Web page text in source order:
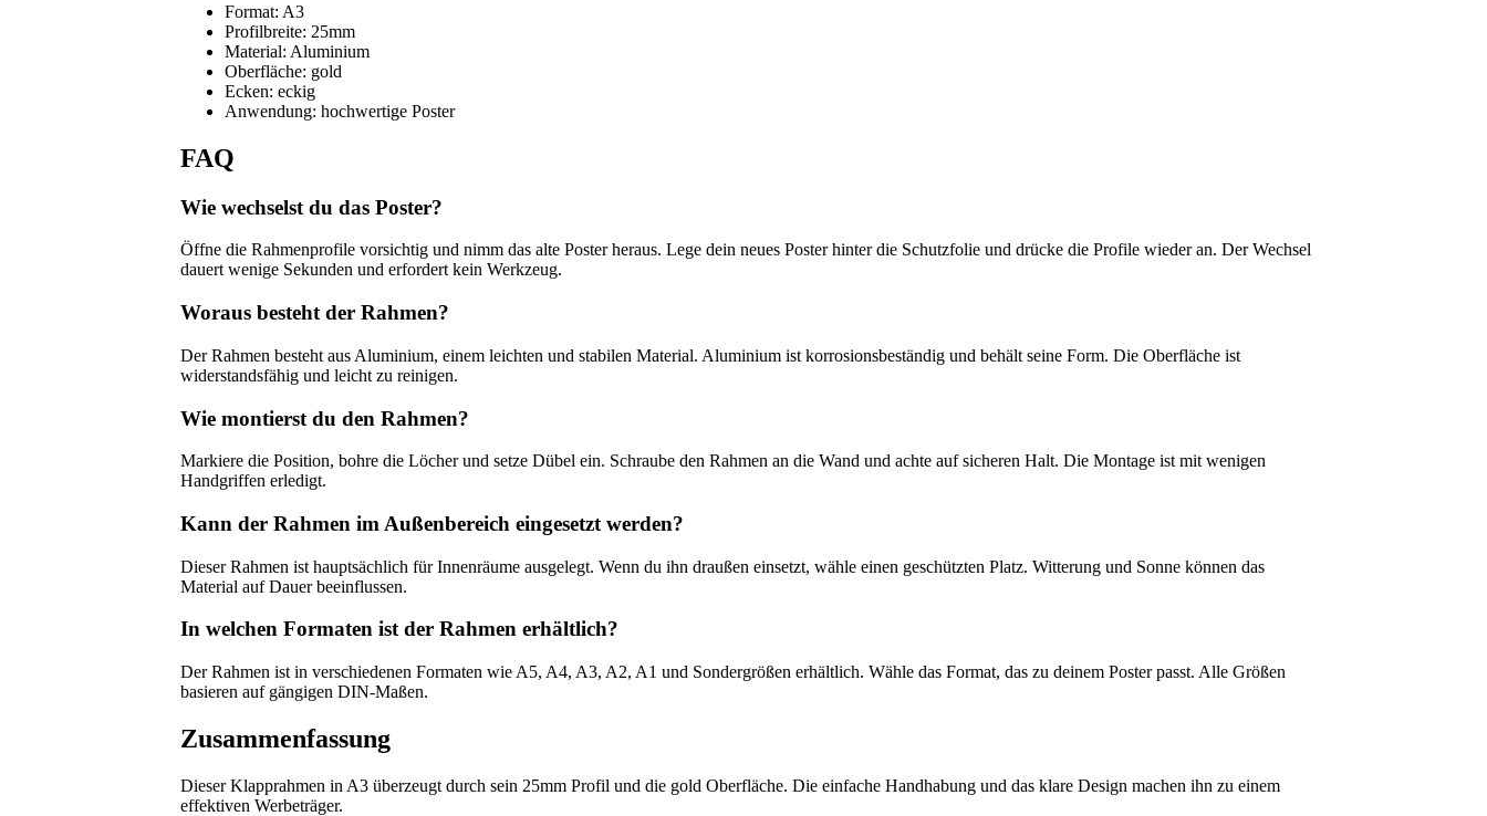
Format: A3
Profilbreite: 25mm
Material: Aluminium
Oberfläche: gold
Ecken: eckig
Anwendung: hochwertige Poster
FAQ
Wie wechselst du das Poster?
Öffne die Rahmenprofile vorsichtig und nimm das alte Poster heraus. Lege dein neues Poster hinter die Schutzfolie und drücke die Profile wieder an. Der Wechsel
dauert wenige Sekunden und erfordert kein Werkzeug.
Woraus besteht der Rahmen?
Der Rahmen besteht aus Aluminium, einem leichten und stabilen Material. Aluminium ist korrosionsbeständig und behält seine Form. Die Oberfläche ist
widerstandsfähig und leicht zu reinigen.
Wie montierst du den Rahmen?
Markiere die Position, bohre die Löcher und setze Dübel ein. Schraube den Rahmen an die Wand und achte auf sicheren Halt. Die Montage ist mit wenigen
Handgriffen erledigt.
Kann der Rahmen im Außenbereich eingesetzt werden?
Dieser Rahmen ist hauptsächlich für Innenräume ausgelegt. Wenn du ihn draußen einsetzt, wähle einen geschützten Platz. Witterung und Sonne können das
Material auf Dauer beeinflussen.
In welchen Formaten ist der Rahmen erhältlich?
Der Rahmen ist in verschiedenen Formaten wie A5, A4, A3, A2, A1 und Sondergrößen erhältlich. Wähle das Format, das zu deinem Poster passt. Alle Größen
basieren auf gängigen DIN-Maßen.
Zusammenfassung
Dieser Klapprahmen in A3 überzeugt durch sein 25mm Profil und die gold Oberfläche. Die einfache Handhabung und das klare Design machen ihn zu einem
effektiven Werbeträger.